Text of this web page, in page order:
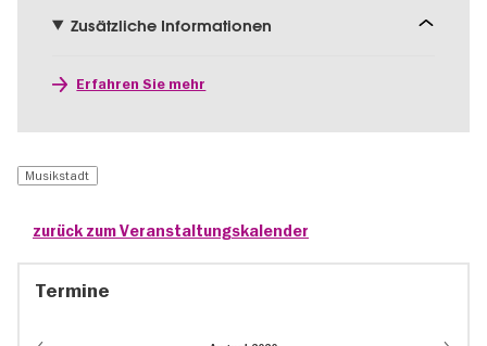
Zusätzliche Informationen
Erfahren Sie mehr
Musikstadt
zurück zum Veranstaltungskalender
Termine